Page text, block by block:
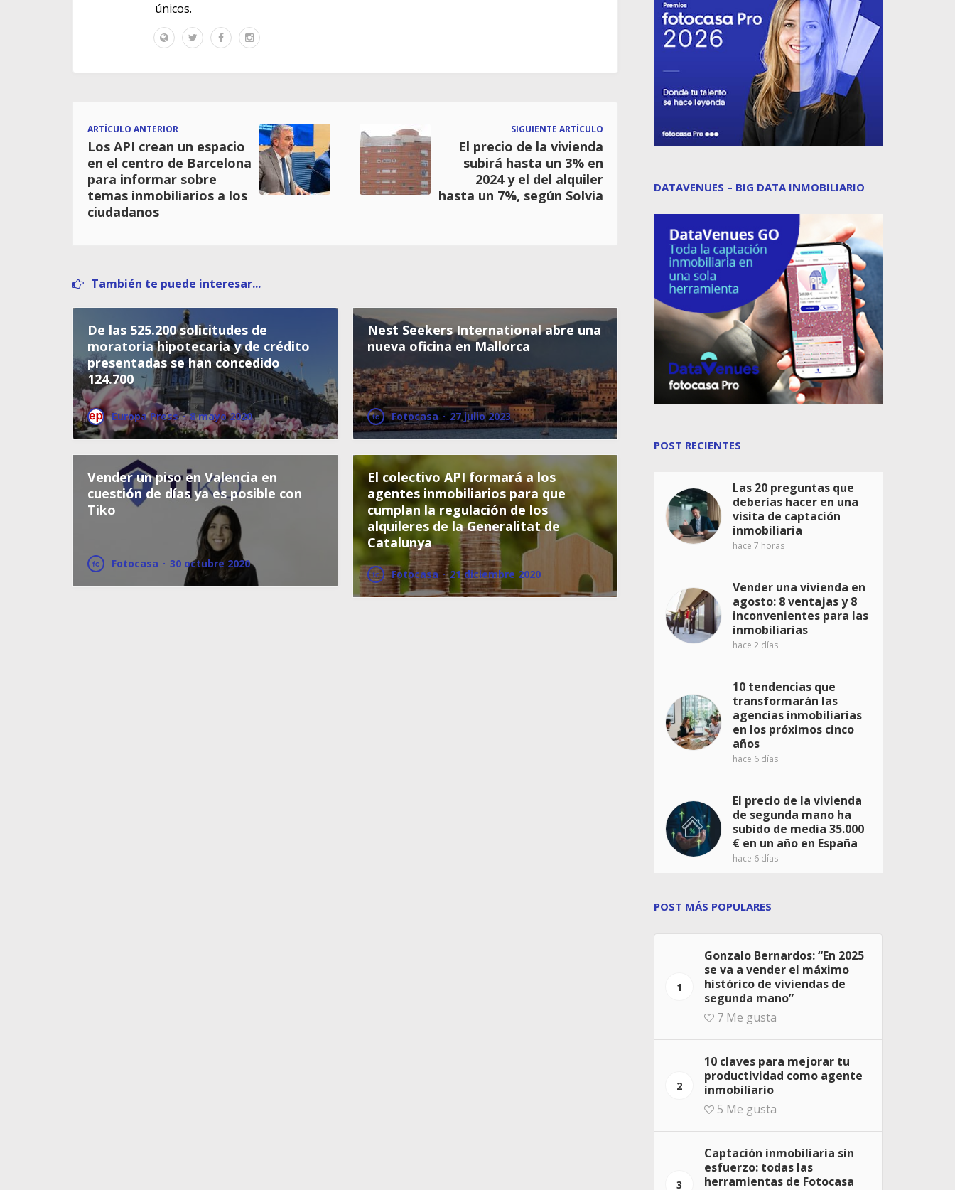
únicos.
ARTÍCULO ANTERIOR
Los API crean un espacio
en el centro de Barcelona
para informar sobre
temas inmobiliarios a los
ciudadanos
SIGUIENTE ARTÍCULO
El precio de la vivienda
subirá hasta un 3% en
2024 y el del alquiler
hasta un 7%, según Solvia
También te puede interesar...
De las 525.200 solicitudes de
moratoria hipotecaria y de crédito
presentadas se han concedido
124.700
Europa Press · 8 mayo 2020
Nest Seekers International abre una
nueva oficina en Mallorca
Fotocasa · 27 julio 2023
Vender un piso en Valencia en
cuestión de días ya es posible con
Tiko
Fotocasa · 30 octubre 2020
El colectivo API formará a los
agentes inmobiliarios para que
cumplan la regulación de los
alquileres de la Generalitat de
Catalunya
Fotocasa · 21 diciembre 2020
DATAVENUES – BIG DATA INMOBILIARIO
POST RECIENTES
Las 20 preguntas que
deberías hacer en una
visita de captación
inmobiliaria
hace 7 horas
Vender una vivienda en
agosto: 8 ventajas y 8
inconvenientes para las
inmobiliarias
hace 2 días
10 tendencias que
transformarán las
agencias inmobiliarias
en los próximos cinco
años
hace 6 días
El precio de la vivienda
de segunda mano ha
subido de media 35.000
€ en un año en España
hace 6 días
POST MÁS POPULARES
1
Gonzalo Bernardos: “En 2025
se va a vender el máximo
histórico de viviendas de
segunda mano”
7 Me gusta
2
10 claves para mejorar tu
productividad como agente
inmobiliario
5 Me gusta
3
Captación inmobiliaria sin
esfuerzo: todas las
herramientas de Fotocasa